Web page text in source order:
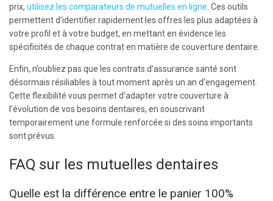
prix, utilisez les comparateurs de mutuelles en ligne . Ces outils
permettent d’identifier rapidement les offres les plus adaptées à
votre profil et à votre budget, en mettant en évidence les
spécificités de chaque contrat en matière de couverture dentaire.
Enfin, n’oubliez pas que les contrats d’assurance santé sont
désormais résiliables à tout moment après un an d’engagement.
Cette flexibilité vous permet d’adapter votre couverture à
l’évolution de vos besoins dentaires, en souscrivant
temporairement une formule renforcée si des soins importants
sont prévus.
FAQ sur les mutuelles dentaires
Quelle est la différence entre le panier 100%